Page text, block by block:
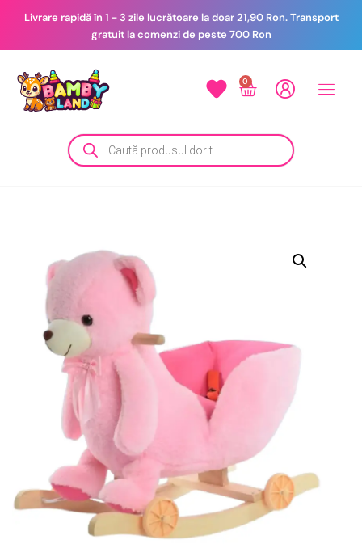
Livrare rapidă în 1 - 3 zile lucrătoare la doar 21,90 Ron. Transport
gratuit la comenzi de peste 700 Ron
0